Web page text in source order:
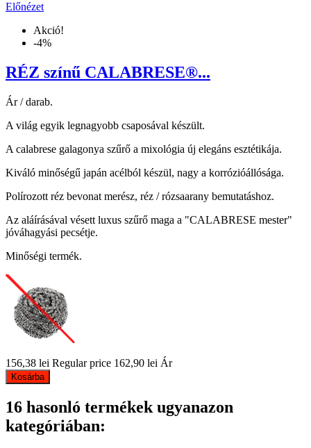
Előnézet
Akció!
-4%
RÉZ színű CALABRESE®...
Ár / darab.
A világ egyik legnagyobb csaposával készült.
A calabrese galagonya szűrő a mixológia új elegáns esztétikája.
Kiváló minőségű japán acélból készül, nagy a korrózióállósága.
Polírozott réz bevonat merész, réz / rózsaarany bemutatáshoz.
Az aláírásával vésett luxus szűrő maga a "CALABRESE mester"
jóváhagyási pecsétje.
Minőségi termék.
156,38 lei Regular price 162,90 lei Ár
Kosárba
16 hasonló termékek ugyanazon
kategóriában: